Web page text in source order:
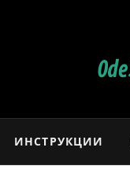
ИНСТРУКЦИИ